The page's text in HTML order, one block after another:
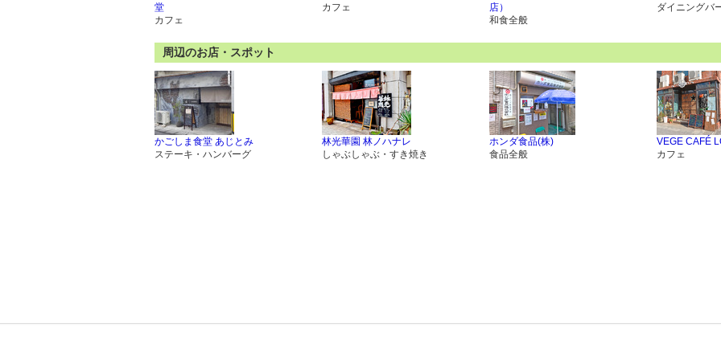
堂
カフェ
カフェ
店）
和食全般
ダイニングバ
周辺のお店・スポット
かごしま食堂 あじとみ
ステーキ・ハンバーグ
林光華園 林ノハナレ
しゃぶしゃぶ・すき焼き
ホンダ食品(株)
食品全般
VEGE CAFÉ
カフェ